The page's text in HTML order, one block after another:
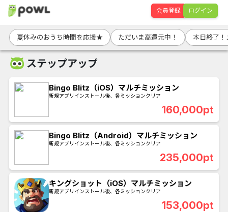
会員登録 ログイン
夏休みのおうち時間を応援★ ただいま高還元中！ 本日終了！
ステップアップ
Bingo Blitz（iOS）マルチミッション
新規アプリインストール後、各ミッションクリア
160,000pt
Bingo Blitz（Android）マルチミッション
新規アプリインストール後、各ミッションクリア
235,000pt
キングショット（iOS）マルチミッション
新規アプリインストール後、各ミッションクリア
153,000pt